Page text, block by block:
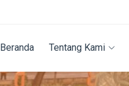
Beranda Tentang Kami